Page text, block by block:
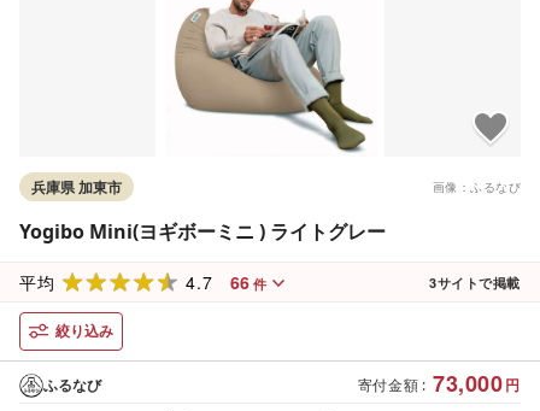
画像：ふるなび
兵庫県 加東市
Yogibo Mini(ヨギボーミニ ) ライトグレー
平均 4.7 66 件 3サイトで掲載
絞り込み
寄付金額 : 73,000円
ふるなび